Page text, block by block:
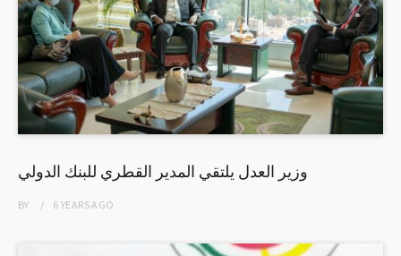
وزير العدل يلتقي المدير القطري للبنك الدولي
BY 6 YEARSAGO